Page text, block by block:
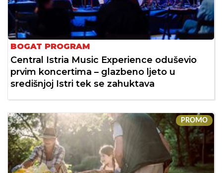
BOGAT PROGRAM
Central Istria Music Experience oduševio
prvim koncertima – glazbeno ljeto u
središnjoj Istri tek se zahuktava
PROMO